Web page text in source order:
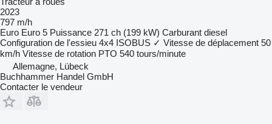
2023
797 m/h
Euro Euro 5 Puissance 271 ch (199 kW) Carburant diesel
Configuration de l'essieu 4x4 ISOBUS ✓ Vitesse de déplacement 50
km/h Vitesse de rotation PTO 540 tours/minute
Allemagne, Lübeck
Buchhammer Handel GmbH
Contacter le vendeur